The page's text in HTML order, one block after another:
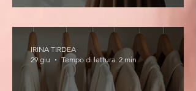
IRINA TIRDEA
29 giu
Tempo di lettura: 2 min